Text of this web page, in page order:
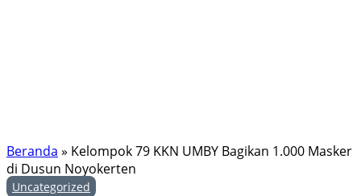
Beranda » Kelompok 79 KKN UMBY Bagikan 1.000 Masker
di Dusun Noyokerten
Uncategorized